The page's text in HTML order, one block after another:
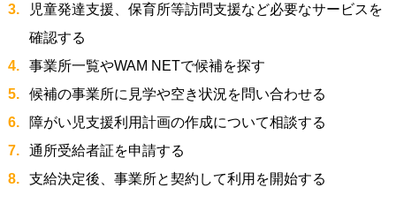
児童発達支援、保育所等訪問支援など必要なサービスを
確認する
事業所一覧やWAM NETで候補を探す
候補の事業所に見学や空き状況を問い合わせる
障がい児支援利用計画の作成について相談する
通所受給者証を申請する
支給決定後、事業所と契約して利用を開始する